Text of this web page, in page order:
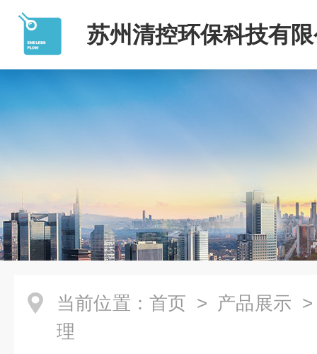
苏州清控环保科技有
当前位置： 首页 > 产品展示
理